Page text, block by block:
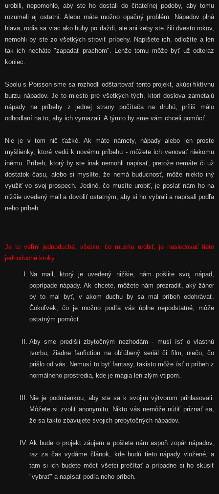
urobili, nepomohlo, aby ste ho dostali do čitateľnej podoby, aby tomu
rozumeli aj ostatní. Alebo máte možno opačný problém. Nápadov plná
hlava, rodia sa viac ako huby po daždi, ale ani keby ste žili dvesto rokov,
nemohli by ste zo všetkých stroviť príbehy. Napíšete ich, odložíte a len
tak ich necháte "zapadať prachom". Lenže tomu môže byť už odteraz
koniec.
Spolu s Poisson sme sa rozhodli odštartovať tento projekt, akúsi fiktívnu
burzu nápadov. Je to miesto pre všetkých tých, ktorí doslova zametajú
nápady na príbehy z jednej strany počítača na druhú, príliš málo
odhodlaní na to, aby ich vymazali. A týmto by sme vám chceli pomôcť.
Nie je v tom nič ťažké. Ak máte námety, nápady alebo len proste
myšlienky, ktoré vedú k novému príbehu - môžete ich venovať niekomu
inému. Príbeh, ktorý by ste inak nemohli napísať, pretože nemáte či už
dostatok času, alebo si myslíte, že nemá budúcnosť, môže niekto iný
využiť vo svoj prospech. Jediné, čo musíte urobiť, je poslať nám ho na
nižšie uvedený mail a dovoliť ostatným, aby si ho vybrali a napísali podľa
neho príbeh.
Je to veľmi jednoduché, všetko, čo musíte urobiť, je nasledovať tieto
jednoduché kroky:
Na mail, ktorý je uvedený nižšie, nám pošlite svoj nápad,
poprípade nápady. Ak chcete, môžete nám prezradiť, aký žáner
by to mal byť, v akom duchu by sa mal príbeh odohrávať.
Čokoľvek, čo je možno podľa vás úplne nepodstatné, môže
ostatným pomôcť.
Aby sme predišli zbytočným nezhodám - musí ísť o vlastnú
tvorbu, žiadne fanfiction na obľúbený seriál či film, niečo, čo
prišlo od vás. Nemusí to byť fantasy, takisto môže ísť o príbeh z
normálneho prostredia, kde je mágia len zlým vtipom.
Nie je podmienkou, aby ste sa k svojim výtvorom prihlasovali.
Môžete si zvoliť anonymitu. Nikto vás nemôže nútiť priznať sa,
že sa takto zbavujete svojich prebytočných nápadov.
Ak bude o projekt záujem a pošlete nám aspoň zopár nápadov,
raz za čas vydáme článok, kde budú tieto nápady vložené, a
tam si ich budete môcť všetci prečítať a prípadne si ho skúsiť
"vybrať" a napísať podľa neho príbeh.